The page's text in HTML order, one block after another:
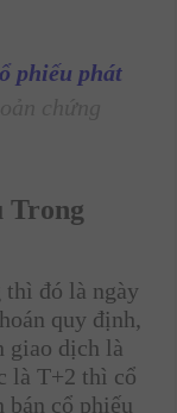
phiếu phát
Trong
thì đó là ngày
quy định,
giao dịch là
là T+2 thì cổ
cổ phiếu